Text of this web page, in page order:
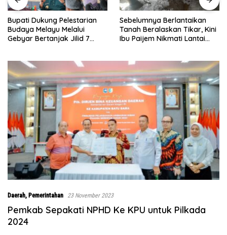
Sebelumnya Berlantaikan
Tanah Beralaskan Tikar, Kini
Ibu Paijem Nikmati Lantai
0208/Asahan
Jumat Berkah Polsek Lima
Puluh, Kapolsek Salomo
Sagala Salurkan Sembako
Daerah, Pemerintahan 23 November 2023
Pemkab Sepakati NPHD Ke KPU untuk Pilkada
2024